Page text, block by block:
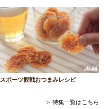
スポーツ観戦おつまみレシピ
＞ 特集一覧はこちら